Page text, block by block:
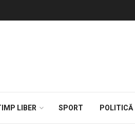
LIBER SPORT POLITICĂ